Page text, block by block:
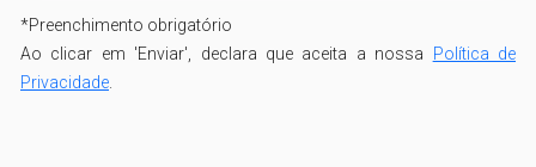
*Preenchimento obrigatório
Ao clicar em 'Enviar', declara que aceita a nossa Política de
Privacidade